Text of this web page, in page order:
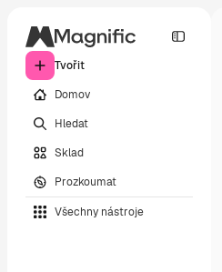
Tvořit
Domov
Hledat
Sklad
Prozkoumat
Všechny nástroje